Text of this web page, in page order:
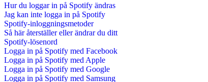
Hur du loggar in på Spotify ändras
Jag kan inte logga in på Spotify
Spotify-inloggningsmetoder
Så här återställer eller ändrar du ditt
Spotify‑lösenord
Logga in på Spotify med Facebook
Logga in på Spotify med Apple
Logga in på Spotify med Google
Logga in på Spotify med Samsung